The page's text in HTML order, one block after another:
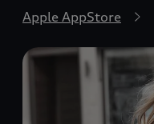
Apple AppStore